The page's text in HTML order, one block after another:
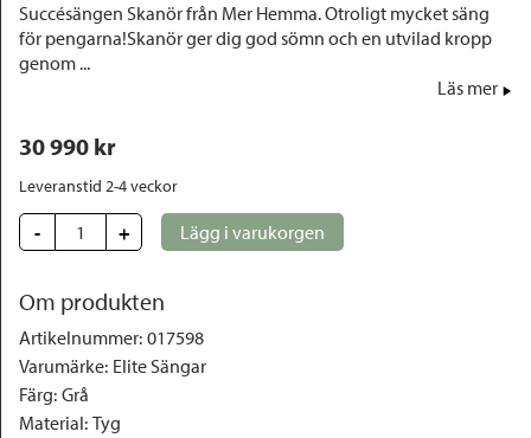
Succésängen Skanör från Mer Hemma. Otroligt mycket säng
för pengarna!Skanör ger dig god sömn och en utvilad kropp
genom ...
Läs mer
30 990 kr
Leveranstid 2-4 veckor
- + Lägg i varukorgen
Om produkten
Artikelnummer: 017598
Varumärke: Elite Sängar
Färg: Grå
Material: Tyg